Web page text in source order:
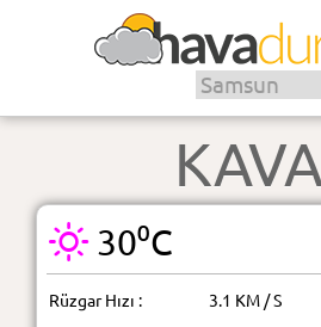
30⁰C
Rüzgar Hızı : 3.1 KM / S